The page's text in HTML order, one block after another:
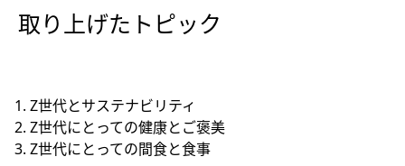
取り上げたトピック
Z世代とサステナビリティ
Z世代にとっての健康とご褒美
Z世代にとっての間食と食事